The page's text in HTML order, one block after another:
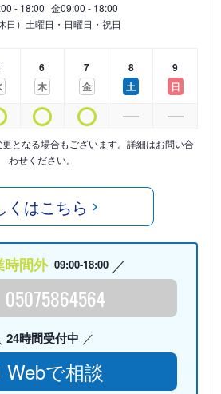
- 18:00 金09:00 - 18:00
日）土曜日・日曜日・祝日
6
木
7
金
8
土
9
日
となる場合もございます。詳細はお問い合
わせください。
くはこちら
時間外 09:00-18:00
05075864564
24時間受付中
Webで相談